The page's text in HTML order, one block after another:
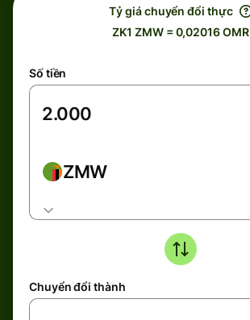
Tỷ giá chuyển đổi thực
ZK1 ZMW = 0,02016 OMR
Số tiền
ZMW
Chuyển đổi thành